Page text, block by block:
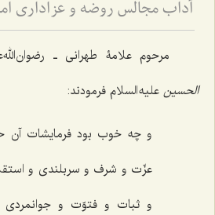
مرحوم علامۀ طهرانی ـ
الحسین علیه السلام فرمودند:
و چه خوب بود فرمایشات
عزّت و شرف و سربلندى و
و ثبات و فتوّت و جوانمردى